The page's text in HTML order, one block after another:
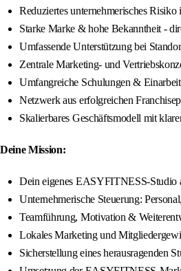
Reduziertes unternehmerisches
Starke Marke & hohe Bekanntheit -
Umfassende Unterstützung bei
Zentrale Marketing- und
Umfangreiche Schulungen &
Netzwerk aus erfolgreichen
Skalierbares Geschäftsmodell mit
Deine Mission:
Dein eigenes EASYFITNESS-Studio
Unternehmerische Steuerung:
Teamführung, Motivation &
Lokales Marketing und
Sicherstellung eines herausragenden